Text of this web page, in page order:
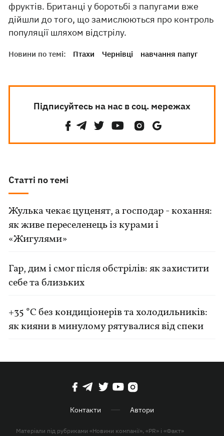
фруктів. Британці у боротьбі з папугами вже
дійшли до того, що замислюються про контроль
популяції шляхом відстрілу.
Новини по темі: Птахи Чернівці навчання папуг
Підписуйтесь на нас в соц. мережах
Статті по темі
Жулька чекає цуценят, а господар - кохання:
як живе переселенець із курами і
«Жигулями»
Гар, дим і смог після обстрілів: як захистити
себе та близьких
+35 °C без кондиціонерів та холодильників:
як кияни в минулому рятувалися від спеки
Контакти Автори
Матеріали під рубриками «Новини компанії», «PR» і «Факт»